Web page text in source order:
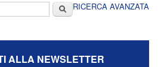
CercaRICERCA AVANZATA
ALLA NEWSLETTER